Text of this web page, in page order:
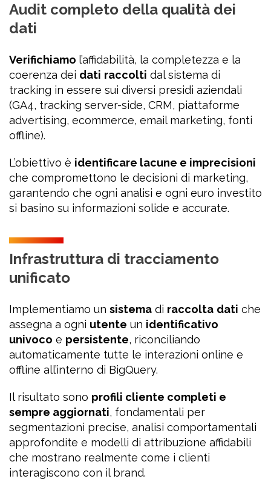
Audit completo della qualità dei
dati
Verifichiamo l’affidabilità, la completezza e la
coerenza dei dati raccolti dal sistema di
tracking in essere sui diversi presidi aziendali
(GA4, tracking server-side, CRM, piattaforme
advertising, ecommerce, email marketing, fonti
offline).
L’obiettivo è identificare lacune e imprecisioni
che compromettono le decisioni di marketing,
garantendo che ogni analisi e ogni euro investito
si basino su informazioni solide e accurate.
Infrastruttura di tracciamento
unificato
Implementiamo un sistema di raccolta dati che
assegna a ogni utente un identificativo
univoco e persistente, riconciliando
automaticamente tutte le interazioni online e
offline all’interno di BigQuery.
Il risultato sono profili cliente completi e
sempre aggiornati, fondamentali per
segmentazioni precise, analisi comportamentali
approfondite e modelli di attribuzione affidabili
che mostrano realmente come i clienti
interagiscono con il brand.